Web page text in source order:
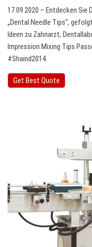
17.09.2020 – Entdecken Sie
„Dental Needle Tips“,
Ideen zu Zahnarzt,
Impression Mixing Tips
#Shaind2014.
Get Best Quote